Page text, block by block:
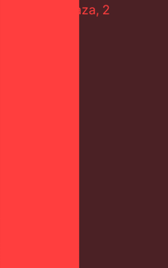
Gazteluko plaza, 2